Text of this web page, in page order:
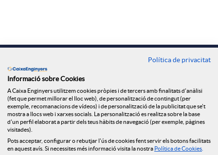
a
r
x
e
l
i
c
a
t
ó
n
n
Troba'ns a
Blog
Política de privacitat
Informació sobre Cookies
A Caixa Enginyers utilitzem cookies pròpies i de tercers amb finalitats d'anàlisi
(fet que permet millorar el lloc web), de personalització de contingut (per
exemple, recomanacions de vídeos) i de personalització de la publicitat que se't
mostra a llocs web i xarxes socials. La personalització es realitza sobre la base
d'un perfil elaborat a partir dels teus hàbits de navegació (per exemple, pàgines
visitades).
Pots acceptar, configurar o rebutjar l'ús de cookies fent servir els botons facilitats
en aquest avís. Si necessites més informació visita la nostra Política de Cookies